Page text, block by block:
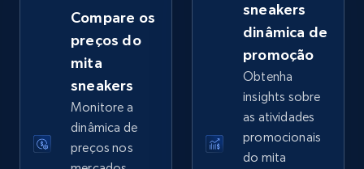
eBay - Gather data on products using
specified keywords
URL, Product id, Title, Seller name, Seller rating,
Seller reviews, Breadcrumbs, Root category, and
more.
Compare os
preços do
mita
sneakers
Monitore a
dinâmica de
preços nos
sneakers
dinâmica de
promoção
Obtenha
insights sobre
as atividades
promocionais
do mita